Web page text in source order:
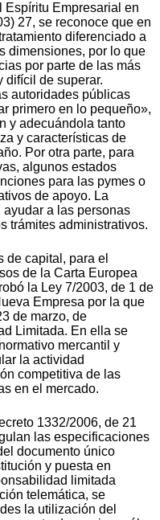
Espíritu Empresarial en
27, se reconoce que en
diferenciado a
dimensiones, por lo que
por parte de las más
difícil de superar.
autoridades públicas
primero en lo pequeño»,
y adecuándola tanto
y características de
Por otra parte, para
algunos estados
para las pymes o
de apoyo. La
a las personas
trámites administrativos.
de capital, para el
de la Carta Europea
la Ley 7/2003, de 1 de
Empresa por la que
de marzo, de
Limitada. En ella se
mercantil y
la actividad
competitiva de las
en el mercado.
1332/2006, de 21
las especificaciones
documento único
y puesta en
limitada
telemática, se
la utilización del